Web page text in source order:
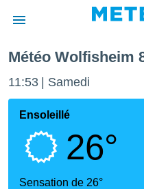
de
Météo Wolfisheim
11:53 Samedi
Ensoleillé
26°
Sensation de 26°